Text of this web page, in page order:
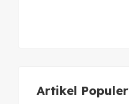
Artikel Populer